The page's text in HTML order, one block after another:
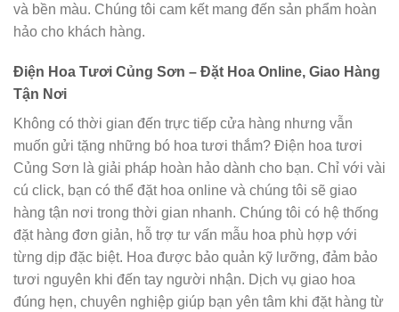
và bền màu. Chúng tôi cam kết mang đến sản phẩm hoàn
hảo cho khách hàng.
Điện Hoa Tươi Củng Sơn – Đặt Hoa Online, Giao Hàng
Tận Nơi
Không có thời gian đến trực tiếp cửa hàng nhưng vẫn
muốn gửi tặng những bó hoa tươi thắm? Điện hoa tươi
Củng Sơn là giải pháp hoàn hảo dành cho bạn. Chỉ với vài
cú click, bạn có thể đặt hoa online và chúng tôi sẽ giao
hàng tận nơi trong thời gian nhanh. Chúng tôi có hệ thống
đặt hàng đơn giản, hỗ trợ tư vấn mẫu hoa phù hợp với
từng dịp đặc biệt. Hoa được bảo quản kỹ lưỡng, đảm bảo
tươi nguyên khi đến tay người nhận. Dịch vụ giao hoa
đúng hẹn, chuyên nghiệp giúp bạn yên tâm khi đặt hàng từ